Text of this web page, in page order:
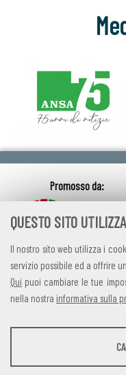
QUESTO SITO
Il nostro sito web utilizza i
servizio possibile ed a offrire
Qui puoi cambiare le tue
nella nostra informativa sulla
STATISTICHE
Alleanza
Via Farini 17, 00185